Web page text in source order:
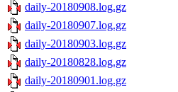
daily-20180908.log.gz
daily-20180907.log.gz
daily-20180903.log.gz
daily-20180828.log.gz
daily-20180901.log.gz